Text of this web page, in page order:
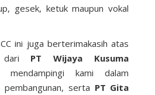
gesek, ketuk maupun vokal
ini juga berterimakasih atas
dari PT Wijaya Kusuma
kami dalam
serta PT Gita